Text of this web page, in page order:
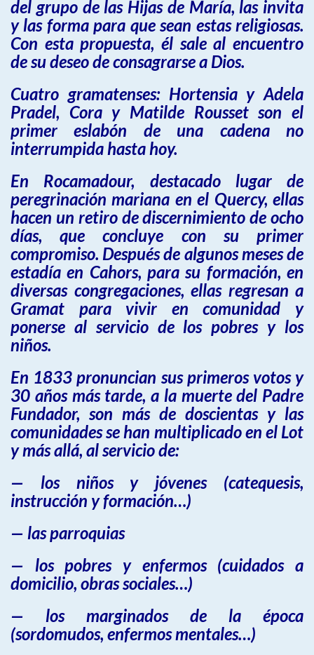
del grupo de las Hijas de María, las invita
y las forma para que sean estas religiosas.
Con esta propuesta, él sale al encuentro
de su deseo de consagrarse a Dios.
Cuatro gramatenses: Hortensia y Adela
Pradel, Cora y Matilde Rousset son el
primer eslabón de una cadena no
interrumpida hasta hoy.
En Rocamadour, destacado lugar de
peregrinación mariana en el Quercy, ellas
hacen un retiro de discernimiento de ocho
días, que concluye con su primer
compromiso. Después de algunos meses de
estadía en Cahors, para su formación, en
diversas congregaciones, ellas regresan a
Gramat para vivir en comunidad y
ponerse al servicio de los pobres y los
niños.
En 1833 pronuncian sus primeros votos y
30 años más tarde, a la muerte del Padre
Fundador, son más de doscientas y las
comunidades se han multiplicado en el Lot
y más allá, al servicio de:
— los niños y jóvenes (catequesis,
instrucción y formación…)
— las parroquias
— los pobres y enfermos (cuidados a
domicilio, obras sociales…)
— los marginados de la época
(sordomudos, enfermos mentales…)